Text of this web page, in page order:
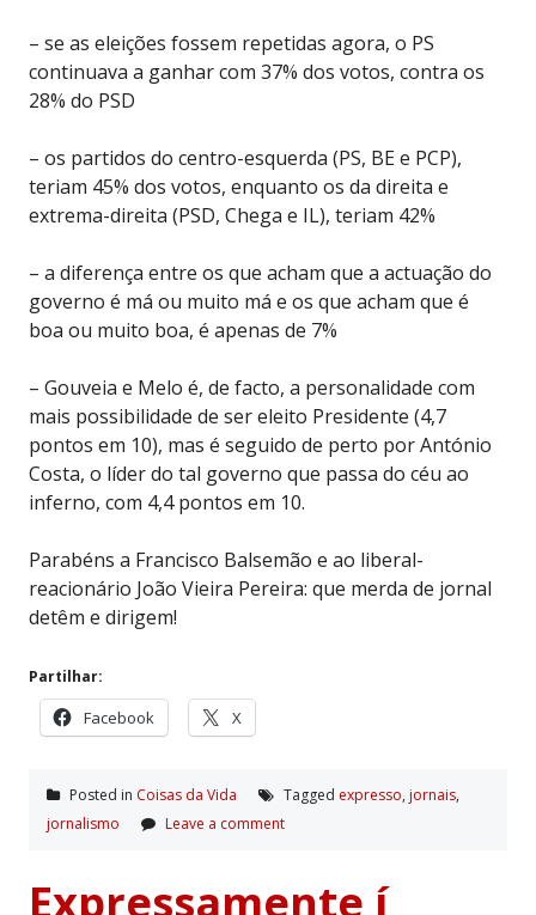
– se as eleições fossem repetidas agora, o PS
continuava a ganhar com 37% dos votos, contra os
28% do PSD
– os partidos do centro-esquerda (PS, BE e PCP),
teriam 45% dos votos, enquanto os da direita e
extrema-direita (PSD, Chega e IL), teriam 42%
– a diferença entre os que acham que a actuação do
governo é má ou muito má e os que acham que é
boa ou muito boa, é apenas de 7%
– Gouveia e Melo é, de facto, a personalidade com
mais possibilidade de ser eleito Presidente (4,7
pontos em 10), mas é seguido de perto por António
Costa, o líder do tal governo que passa do céu ao
inferno, com 4,4 pontos em 10.
Parabéns a Francisco Balsemão e ao liberal-
reacionário João Vieira Pereira: que merda de jornal
detêm e dirigem!
Partilhar:
Facebook X
Posted in Coisas da Vida Tagged expresso, jornais,
jornalismo
Leave a comment
Expressamente í